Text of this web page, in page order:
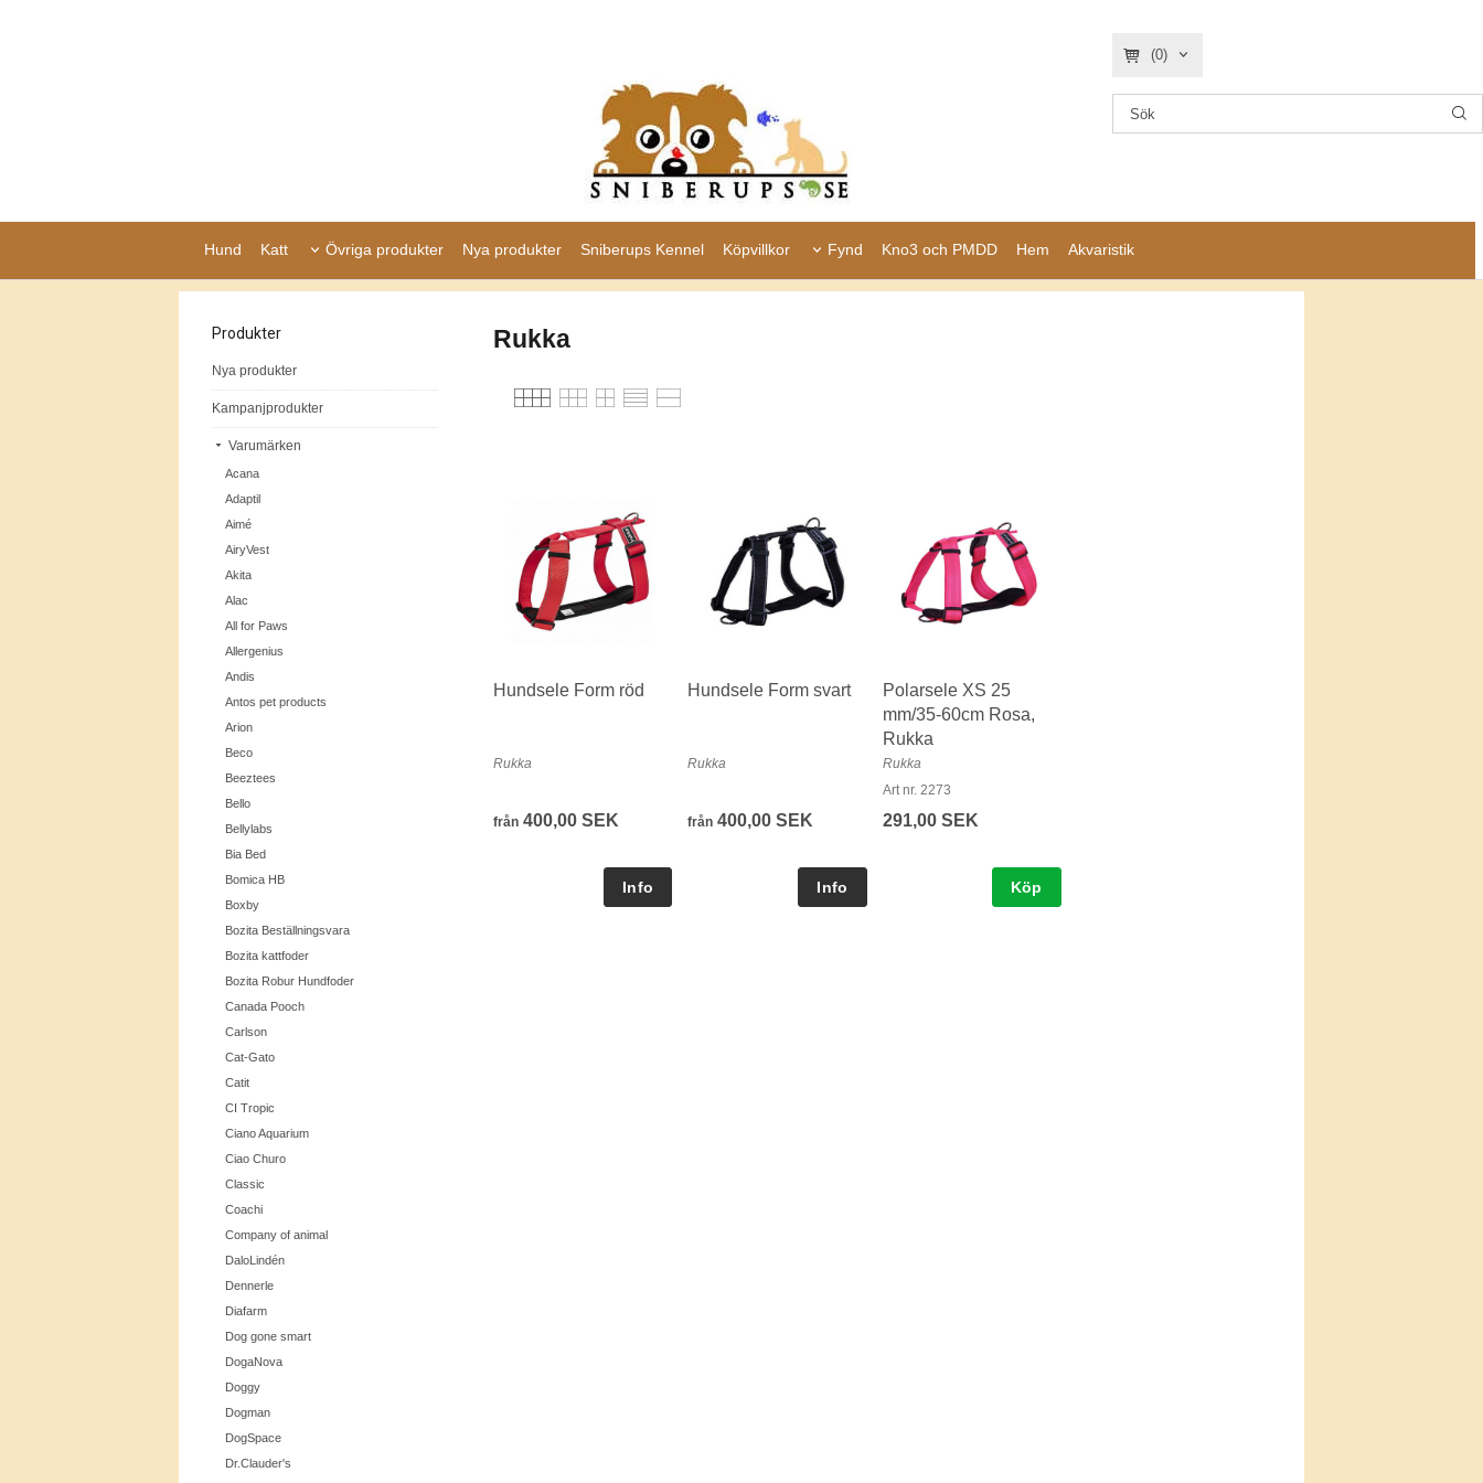
(0)
Hund Katt Övriga produkter Nya produkter Sniberups Kennel Köpvillkor Fynd Kno3 och PMDD Hem Akvaristik
Produkter
Nya produkter
Kampanjprodukter
Varumärken
Acana
Adaptil
Aimé
AiryVest
Akita
Alac
All for Paws
Allergenius
Andis
Antos pet products
Arion
Beco
Beeztees
Bello
Bellylabs
Bia Bed
Bomica HB
Boxby
Bozita Beställningsvara
Bozita kattfoder
Bozita Robur Hundfoder
Canada Pooch
Carlson
Cat-Gato
Catit
CI Tropic
Ciano Aquarium
Ciao Churo
Classic
Coachi
Company of animal
DaloLindén
Dennerle
Diafarm
Dog gone smart
DogaNova
Doggy
Dogman
DogSpace
Dr.Clauder's
Rukka
Hundsele Form röd
Rukka
från 400,00 SEK
Hundsele Form svart
Rukka
från 400,00 SEK
Polarsele XS 25
mm/35-60cm Rosa,
Rukka
Rukka
Art nr. 2273
291,00 SEK
Köp